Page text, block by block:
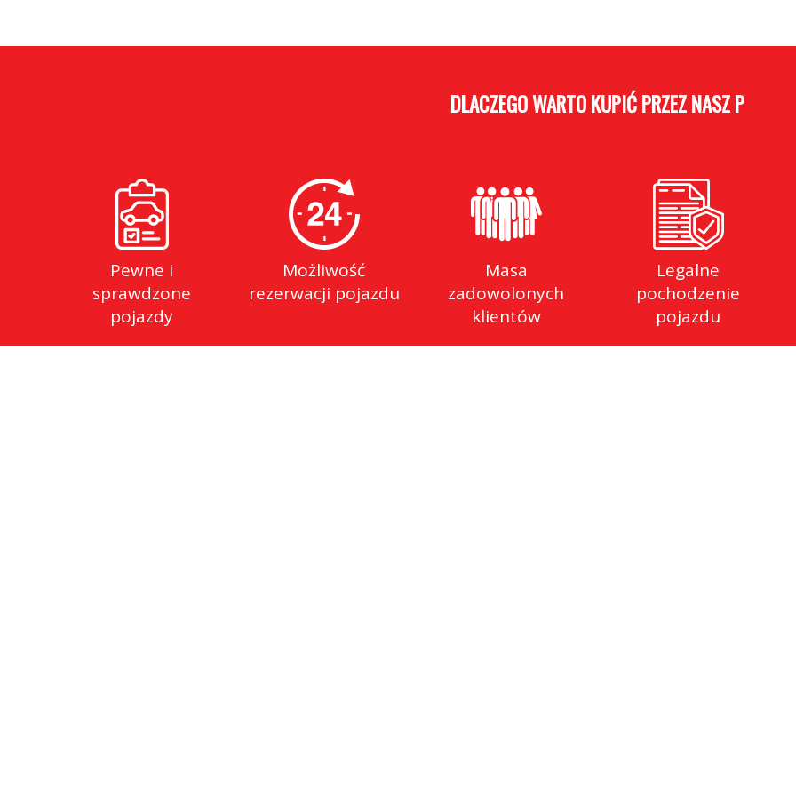
DLACZEGO WARTO KUPIĆ PRZEZ NASZ PORTAL
Pewne i
sprawdzone
pojazdy
Możliwość
rezerwacji pojazdu
Masa
zadowolonych
klientów
Legalne
pochodzenie
pojazdu